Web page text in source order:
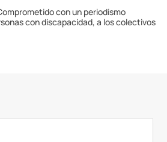
con un periodismo
con discapacidad, a los colectivos